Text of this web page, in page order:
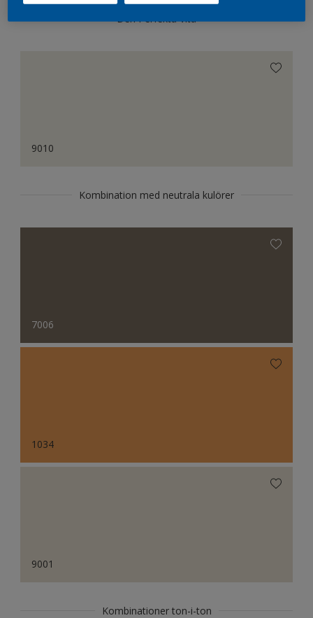
Den Perfekta Vita
9010
Kombination med neutrala kulörer
7006
1034
9001
Kombinationer ton-i-ton